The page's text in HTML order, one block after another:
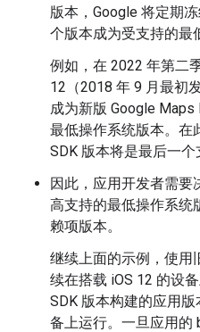
版本，Google 将定期
个版本成为受支持的最
例如，在 2022 年第二
12（2018 年 9 月最初
成为新版 Google
最低操作系统版本。在
SDK 版本将是最后一个
因此，应用开发者需要
高支持的最低操作系统
赖项版本。
继续上面的示例，使用
续在搭载 iOS 12 的设
SDK 版本构建的应用
备上运行。一旦应用的